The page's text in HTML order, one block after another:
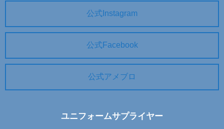
公式Instagram
公式Facebook
公式アメブロ
ユニフォームサプライヤー